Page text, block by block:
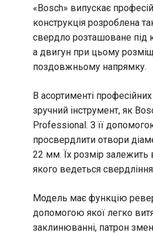
«Bosch» випускає
конструкція розроблена
свердло розташоване під
а двигун при цьому
поздовжньому напрямку.
В асортименті
зручний інструмент, як
Professional. З її
просвердлити отвори
22 мм. Їх розмір залежить
якого ведеться
Модель має функцію
допомогою якої легко
заклинюванні, патрон